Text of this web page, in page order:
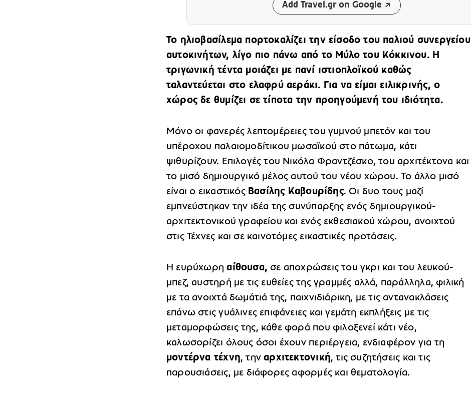
Add Travel.gr on Google
Το ηλιοβασίλεμα πορτοκαλίζει την είσοδο του παλιού συνεργείου
αυτοκινήτων, λίγο πιο πάνω από το Μύλο του Κόκκινου. Η
τριγωνική τέντα μοιάζει με πανί ιστιοπλοϊκού καθώς
ταλαντεύεται στο ελαφρύ αεράκι. Για να είμαι ειλικρινής, ο
χώρος δε θυμίζει σε τίποτα την προηγούμενή του ιδιότητα.
Μόνο οι φανερές λεπτομέρειες του γυμνού μπετόν και του
υπέροχου παλαιομοδίτικου μωσαϊκού στο πάτωμα, κάτι
ψιθυρίζουν. Επιλογές του Νικόλα Φραντζέσκο, του αρχιτέκτονα και
το μισό δημιουργικό μέλος αυτού του νέου χώρου. Το άλλο μισό
είναι ο εικαστικός Βασίλης Καβουρίδης. Οι δυο τους μαζί
εμπνεύστηκαν την ιδέα της συνύπαρξης ενός δημιουργικού-
αρχιτεκτονικού γραφείου και ενός εκθεσιακού χώρου, ανοιχτού
στις Τέχνες και σε καινοτόμες εικαστικές προτάσεις.
Η ευρύχωρηαίθουσα, σε αποχρώσεις του γκρι και του λευκού-
μπεζ, αυστηρή με τις ευθείες της γραμμές αλλά, παράλληλα, φιλική
με τα ανοιχτά δωμάτιά της, παιχνιδιάρικη, με τις αντανακλάσεις
επάνω στις γυάλινες επιφάνειες και γεμάτη εκπλήξεις με τις
μεταμορφώσεις της, κάθε φορά που φιλοξενεί κάτι νέο,
καλωσορίζει όλους όσοι έχουν περιέργεια, ενδιαφέρον για τη
μοντέρνα τέχνη, τηναρχιτεκτονική, τις συζητήσεις και τις
παρουσιάσεις, με διάφορες αφορμές και θεματολογία.